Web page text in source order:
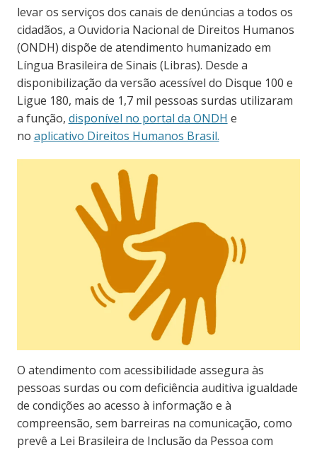
levar os serviços dos canais de denúncias a todos os
cidadãos, a Ouvidoria Nacional de Direitos Humanos
(ONDH) dispõe de atendimento humanizado em
Língua Brasileira de Sinais (Libras). Desde a
disponibilização da versão acessível do Disque 100 e
Ligue 180, mais de 1,7 mil pessoas surdas utilizaram
a função, disponível no portal da ONDH e
no aplicativo Direitos Humanos Brasil.
O atendimento com acessibilidade assegura às
pessoas surdas ou com deficiência auditiva igualdade
de condições ao acesso à informação e à
compreensão, sem barreiras na comunicação, como
prevê a Lei Brasileira de Inclusão da Pessoa com